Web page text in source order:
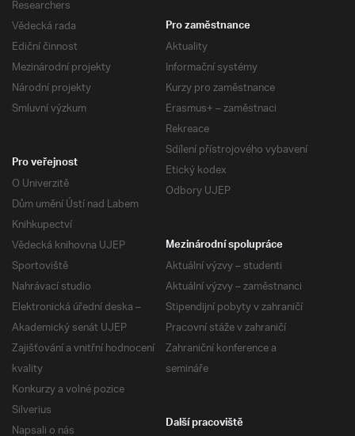
Researchers
Vědecká rada
Ediční činnost
Mezinárodní projekty
Národní projekty
Smluvní výzkum
Pro zaměstnance
Aktuality
Informační systémy
Kurzy pro zaměstnance
Erasmus+ – zaměstnaci
Rekreace
Sdílení přístrojového vybavení
Etický kodex
Odbory UJEP
Pro veřejnost
O Univerzitě
Dům umění Ústí nad Labem
Knihkupectví
Vědecká knihovna UJEP
Sportoviště
Nahrávací studio
Elektronická úřední deska –
Akademický senát UJEP
Zajišťování a vnitřní hodnocení
kvality
Konkurzy a volné pozice
Silverius
Napsali o nás
Mezinárodní spolupráce
Aktuální výzvy – studenti
Aktuální výzvy – zaměstnanci
Stipendijní pobyty v zahraničí
Pracovní stáže v zahraničí
Zahraniční konference a
semináře
Další pracoviště